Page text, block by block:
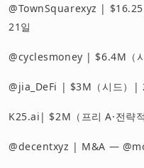
@TownSquarexyz |
21일
@cyclesmoney | $6.4M（
@jia_DeFi | $3M（시드）|
K25.ai| $2M（프리 A·전략
@decentxyz | M&A —